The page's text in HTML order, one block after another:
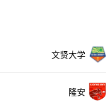
文贤大学
隆安